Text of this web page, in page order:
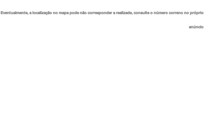
Eventualmente, a localização no mapa pode não corresponder a realizade, consulte o número correno no próprio
anúncio